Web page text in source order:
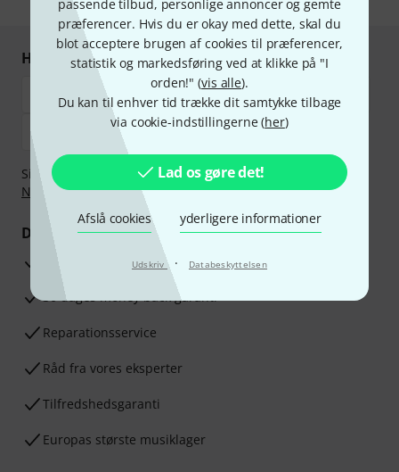
passende tilbud, personlige annoncer og gemte
præferencer. Hvis du er okay med dette, skal du
blot acceptere brugen af cookies til præferencer,
statistik og markedsføring ved at klikke på "I
orden!" (vis alle).
Du kan til enhver tid trække dit samtykke tilbage
via cookie-indstillingerne (her)
Lad os gøre det!
Afslå cookies yderligere informationer
Udskriv · Databeskyttelsen
Handl og betal sikkert
Sikker betaling med Bankoverførsel, PayPal,
Klarna Betal
Nu
Klarna betaling i ratereller Kreditkort.
Dine fordele
3 års Thomann Garanti
30 dages money back garanti
Reparationsservice
Råd fra vores eksperter
Tilfredshedsgaranti
Europas største musiklager